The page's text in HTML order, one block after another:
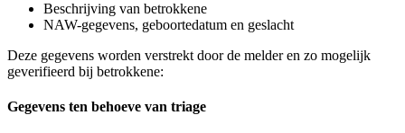
Beschrijving van betrokkene
NAW-gegevens, geboortedatum en geslacht
Deze gegevens worden verstrekt door de melder en zo mogelijk
geverifieerd bij betrokkene:
Gegevens ten behoeve van triage